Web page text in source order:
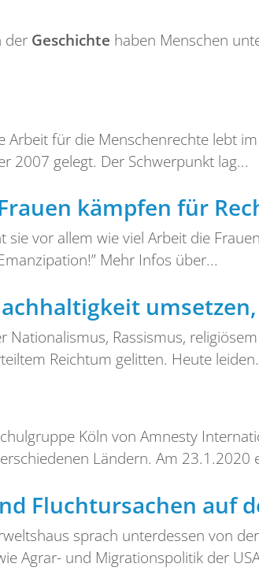
der Geschichte haben Menschen
für die Menschenrechte lebt
2007 gelegt. Der Schwerpunkt lag...
kämpfen für
vor allem wie viel Arbeit die
Mehr Infos über...
Nationalismus, Rassismus,
Reichtum gelitten. Heute
Köln von Amnesty
Ländern. Am 23.1.2020
Fluchtursachen auf
sprach unterdessen von
Agrar- und Migrationspolitik der